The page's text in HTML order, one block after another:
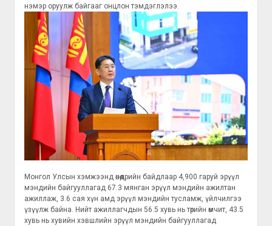
нэмэр оруулж байгааг онцлон тэмдэглэлээ.
Монгол Улсын хэмжээнд өнөөдрийн байдлаар 4,900 гаруй эрүүл
мэндийн байгууллагад 67.3 мянган эрүүл мэндийн ажилтан
ажиллаж, 3.6 сая хүн амд эрүүл мэндийн тусламж, үйлчилгээ
үзүүлж байна. Нийт ажиллагчдын 56.5 хувь нь төрийн өмчит, 43.5
хувь нь хувийн хэвшлийн эрүүл мэндийн байгууллагад